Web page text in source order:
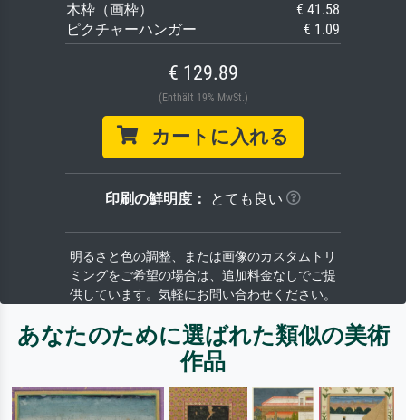
木枠（画枠）
€ 41.58
ピクチャーハンガー
€ 1.09
€ 129.89
(Enthält 19% MwSt.)
カートに入れる
印刷の鮮明度： とても良い
明るさと色の調整、または画像のカスタムトリ
ミングをご希望の場合は、追加料金なしでご提
供しています。気軽にお問い合わせください。
あなたのために選ばれた類似の美術
作品